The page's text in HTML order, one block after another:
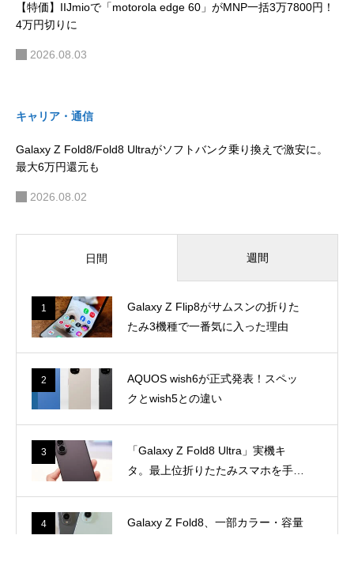
【特価】IIJmioで「motorola edge 60」がMNP一括3万7800円！
4万円切りに
2026.08.03
キャリア・通信
Galaxy Z Fold8/Fold8 Ultraがソフトバンク乗り換えで激安に。
最大6万円還元も
2026.08.02
日間 週間
1
Galaxy Z Flip8がサムスンの折りた
たみ3機種で一番気に入った理由
2
AQUOS wish6が正式発表！スペッ
クとwish5との違い
3
「Galaxy Z Fold8 Ultra」実機キ
タ。最上位折りたたみスマホを手に
4
Galaxy Z Fold8、一部カラー・容量